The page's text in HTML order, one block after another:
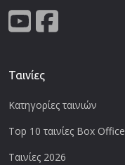
Ταινίες
Κατηγορίες ταινιών
Top 10 ταινίες Box Office
Ταινίες 2026